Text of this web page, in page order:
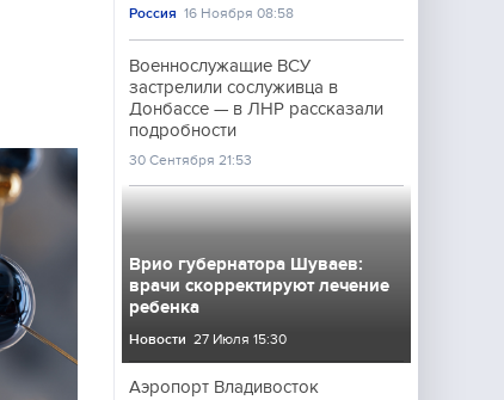
Россия 16 Ноября 08:58
Военнослужащие ВСУ
застрелили сослуживца в
Донбассе — в ЛНР рассказали
подробности
30 Сентября 21:53
Врио губернатора Шуваев:
врачи скорректируют лечение
ребенка
Новости 27 Июля 15:30
Аэропорт Владивосток